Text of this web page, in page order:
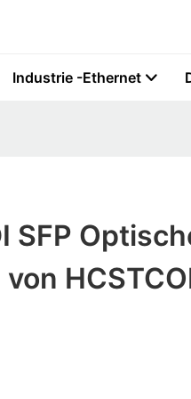
Industrie -Ethernet
SFP